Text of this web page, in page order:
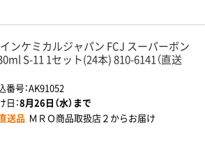
ンケミカルジャパン FCJ スーパーボン
S-11 1セット(24本) 810-6141（直送
番号：AK91052
日：8月26日（水）まで
送品 ＭＲＯ商品取扱店２からお届け